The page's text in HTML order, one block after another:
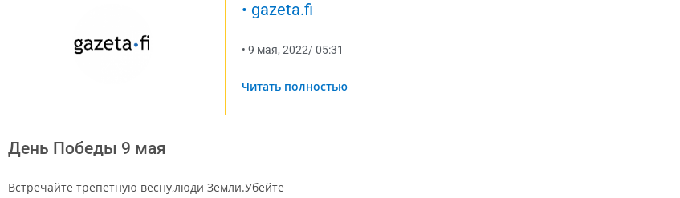
• gazeta.fi
• 9 мая, 2022/05:31
Читать полностью
День Победы 9 мая
Встречайте трепетную весну,люди Земли.Убейте